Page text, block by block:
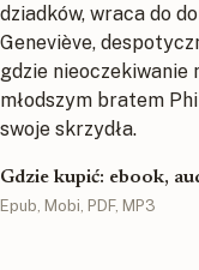
dziadków, wraca do
Geneviève,
gdzie nieoczekiwanie
młodszym bratem
swoje skrzydła.
Gdzie kupić: ebook,
Epub, Mobi, PDF, MP3